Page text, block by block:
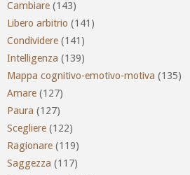
Cambiare (143)
Libero arbitrio (141)
Condividere (141)
Intelligenza (139)
Mappa cognitivo-emotivo-motiva (135)
Amare (127)
Paura (127)
Scegliere (122)
Ragionare (119)
Saggezza (117)